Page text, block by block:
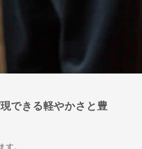
できる軽やかさと豊
す。